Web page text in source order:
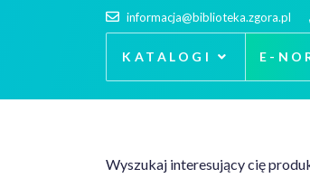
informacja@biblioteka.zgora.pl
KATALOGI E-
Wyszukaj interesujący cię